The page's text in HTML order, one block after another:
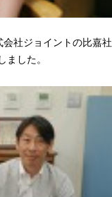
社ジョイントの比嘉社
ました。